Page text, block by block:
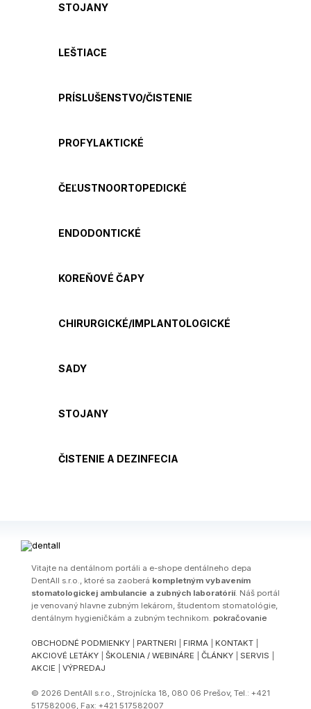
STOJANY
LEŠTIACE
PRÍSLUŠENSTVO/ČISTENIE
PROFYLAKTICKÉ
ČEĽUSTNOORTOPEDICKÉ
ENDODONTICKÉ
KOREŇOVÉ ČAPY
CHIRURGICKÉ/IMPLANTOLOGICKÉ
SADY
STOJANY
ČISTENIE A DEZINFECIA
Vitajte na dentálnom portáli a e-shope dentálneho depa
DentAll s.r.o., ktoré sa zaoberá kompletným vybavením
stomatologickej ambulancie a zubných laboratórií. Náš portál
je venovaný hlavne zubným lekárom, študentom stomatológie,
dentálnym hygieničkám a zubným technikom. pokračovanie
OBCHODNÉ PODMIENKY PARTNERI FIRMA KONTAKT
AKCIOVÉ LETÁKY
ŠKOLENIA / WEBINÁRE ČLÁNKY SERVIS
AKCIE
VÝPREDAJ
© 2026 DentAll s.r.o., Strojnícka 18, 080 06 Prešov, Tel.: +421
517582006, Fax: +421 517582007